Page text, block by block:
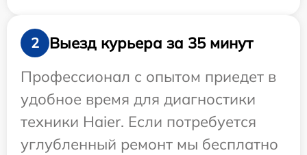
2
Выезд курьера за 35 минут
Профессионал с опытом приедет в
удобное время для диагностики
техники Haier. Если потребуется
углубленный ремонт мы бесплатно